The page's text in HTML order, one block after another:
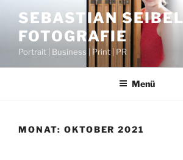
Inhalt
springen
SEBASTIAN SEIBEL
FOTOGRAFIE
Portrait | Business | Print | PR
Menü
MONAT: OKTOBER 2021